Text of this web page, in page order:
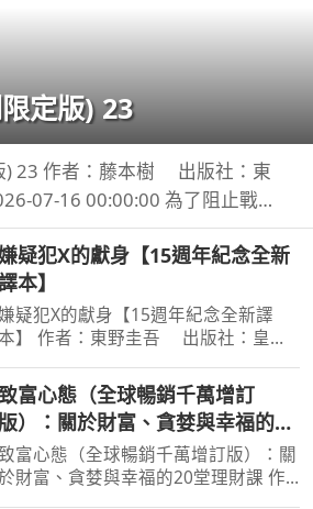
定版) 23
) 23 作者：藤本樹 出版社：東
07-16 00:00:00 為了阻止戰爭
，小死要求淀治出手相助，與此
的公安也企圖與淀治接觸。夾在
疑犯X的獻身【15週年紀念全新
本】
疑犯X的獻身【15週年紀念全新譯
】 作者：東野圭吾 出版社：皇冠
00:00:00 有一種愛情，永遠不會說出
我愛妳」， 卻比任何關係都更刻骨
心…… 東野圭吾：在本格推理的
富心態（全球暢銷千萬增訂
版）：關於財富、貪婪與幸福的20
理財課
富心態（全球暢銷千萬增訂版）：關
財富、貪婪與幸福的20堂理財課 作